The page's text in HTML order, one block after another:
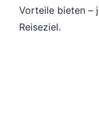
Vorteile bieten –
Reiseziel.